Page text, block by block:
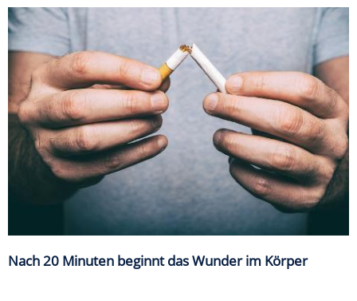
Nach 20 Minuten beginnt das Wunder im Körper